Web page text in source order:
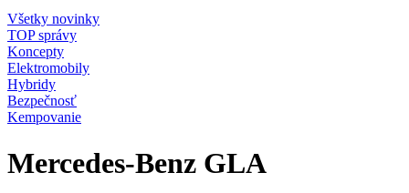
Všetky novinky
TOP správy
Koncepty
Elektromobily
Hybridy
Bezpečnosť
Kempovanie
Mercedes-Benz GLA